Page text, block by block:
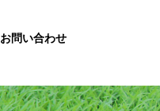
お問い合わせ